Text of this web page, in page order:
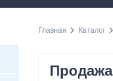
Главная Каталог